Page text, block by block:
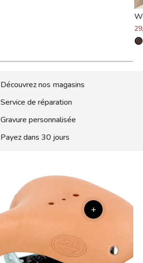
Découvrez nos magasins
Service de réparation
Gravure personnalisée
Payez dans 30 jours
+